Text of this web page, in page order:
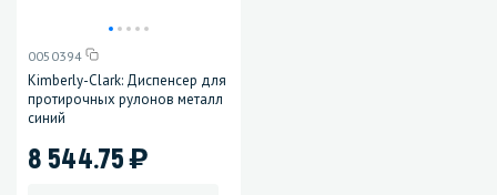
0050394
Kimberly-Clark: Диспенсер для
протирочных рулонов металл
синий
8 544.75)